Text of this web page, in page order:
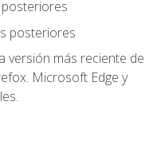
posteriores
posteriores
versión más reciente de
Microsoft Edge y